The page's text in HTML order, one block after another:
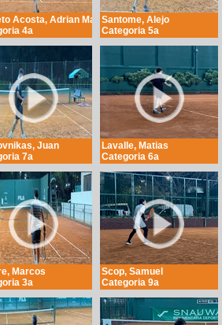
Acosta, Adrian Martin
4a
Santome, Alejo
Categoria 5a
Juan
7a
Lavalle, Matias
Categoria 6a
Marcos
3a
Scop, Samuel
Categoria 9a